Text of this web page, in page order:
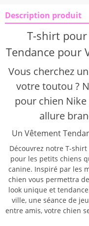
Description produit
T-shirt pour
Tendance pour
Vous cherchez
votre toutou ?
pour chien
allure
Un Vêtement
Découvrez notre T-
pour les petits chiens
canine. Inspiré par les
chien vous permettra
look unique et
ville, une séance de
entre amis, votre chien